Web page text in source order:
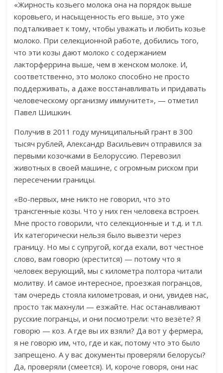
«Жирность козьего молока она на порядок выше
коровьего, и насыщенность его выше, это уже
подталкивает к тому, чтобы уважать и любить козье
молоко. При селекционной работе, добились того,
что эти козы дают молоко с содержанием
лакторферрина выше, чем в женском молоке. И,
соответственно, это молоко способно не просто
поддерживать, а даже восстанавливать и придавать
человеческому организму иммунитет», — отметил
Павел Шишкин.
Получив в 2011 году муниципальный грант в 300
тысяч рублей, Александр Васильевич отправился за
первыми козочками в Белоруссию. Перевозил
животных в своей машине, с огромным риском при
пересечении границы.
«Во-первых, мне никто не говорил, что это
трансгенные козы. Что у них ген человека встроен.
Мне просто говорили, что селекционные и т.д. и т.п.
Их категорически нельзя было вывезти через
границу. Но мы с супругой, когда ехали, вот честное
слово, вам говорю (крестится) — потому что я
человек верующий, мы с километра полтора читали
молитву. И самое интересное, проезжая погранцов,
там очередь стояла километровая, и они, увидев нас,
просто так махнули — езжайте. Нас останавливают
русские погранцы, и они посмотрели: что везёте? Я
говорю — коз. А где вы их взяли? Да вот у фермера,
я не говорю им, что, где и как, потому что это было
запрещено. А у вас документы проверяли белорусы?
Да, проверяли (смеется). И, короче говоря, они нас